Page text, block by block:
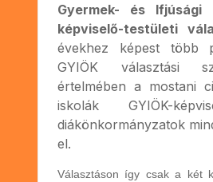
Gyermek- és Ifjúsági
képviselő-testületi
évekhez képest több
GYIÖK választási
értelmében a mostani
iskolák GYIÖK-
diákönkormányzatok
el.
Választáson így csak a két